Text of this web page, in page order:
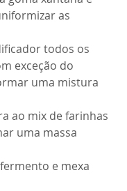
as
todos os
exceção do
uma mistura
ao mix de farinhas
uma massa
e mexa